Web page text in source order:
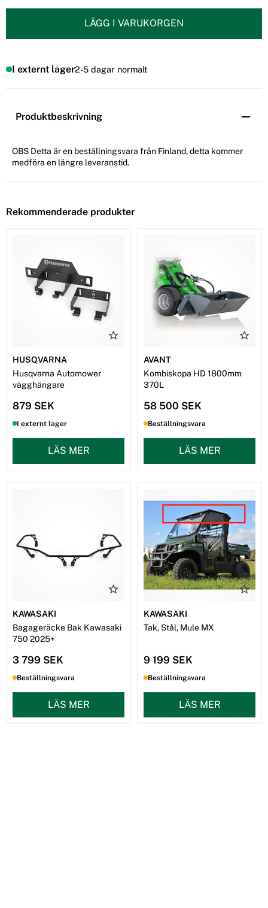
LÄGG I VARUKORGEN
I externt lager2-5 dagar normalt
Produktbeskrivning
OBS Detta är en beställningsvara från Finland, detta kommer
medföra en längre leveranstid.
Rekommenderade produkter
HUSQVARNA
Husqvarna Automower
vägghängare
879 SEK
I externt lager
LÄS MER
AVANT
Kombiskopa HD 1800mm
370L
58 500 SEK
Beställningsvara
LÄS MER
KAWASAKI
Bagageräcke Bak Kawasaki
750 2025+
3 799 SEK
Beställningsvara
LÄS MER
KAWASAKI
Tak, Stål, Mule MX
9 199 SEK
Beställningsvara
LÄS MER